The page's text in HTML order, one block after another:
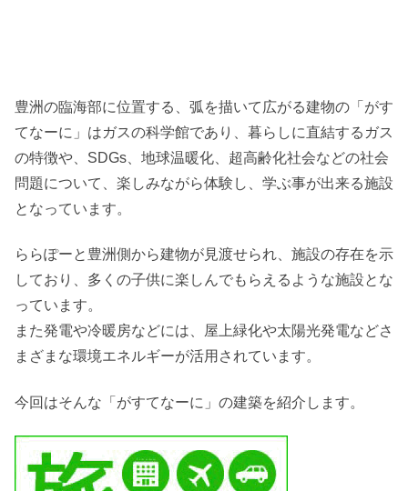
豊洲の臨海部に位置する、弧を描いて広がる建物の「がす
てなーに」はガスの科学館であり、暮らしに直結するガス
の特徴や、SDGs、地球温暖化、超高齢化社会などの社会
問題について、楽しみながら体験し、学ぶ事が出来る施設
となっています。
ららぽーと豊洲側から建物が見渡せられ、施設の存在を示
しており、多くの子供に楽しんでもらえるような施設とな
っています。
また発電や冷暖房などには、屋上緑化や太陽光発電などさ
まざまな環境エネルギーが活用されています。
今回はそんな「がすてなーに」の建築を紹介します。